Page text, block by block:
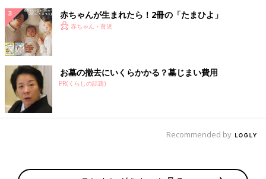
赤ちゃんが生まれたら！2冊の「たまひよ」
赤ちゃん・育児
お墓の撤去にいくらかかる？墓じまい費用
PR(くらしの話題)
Recommended by